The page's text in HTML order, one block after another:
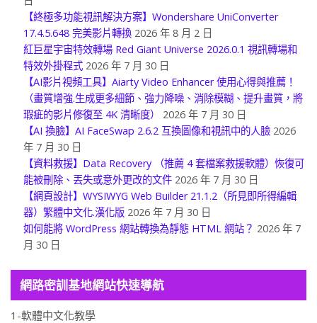
【終極多功能視訊解決方案】Wondershare UniConverter
17.4.5.648 完美影片轉換 2026 年 8 月 2 日
紅巨星宇宙特效轉場 Red Giant Universe 2026.0.1 視訊轉場和
特效外掛程式 2026 年 7 月 30 日
【AI影片視頻工具】Aiarty Video Enhancer 使用心得與推薦！
（畫質增強.生成更多細節、強力降噪、消除模糊、提升畫質，將
瑕疵的影片修復至 4K 清晰度）
2026 年 7 月 30 日
【AI 換臉】AI FaceSwap 2.6.2 互換圖像和視訊中的人臉 2026
年 7 月 30 日
【資料救援】Data Recovery （推薦 4 套檔案救援軟體）恢復可
能被刪除、丟失或意外更改的文件 2026 年 7 月 30 日
【網頁設計】WYSIWYG Web Builder 21.1.2（所見即所得編輯
器）繁體中文化.漢化版 2026 年 7 月 30 日
如何能將 WordPress 網站轉換為靜態 HTML 網站？ 2026 年 7
月 30 日
網路密訓基地網站快速導航
1-軟體中文化教學